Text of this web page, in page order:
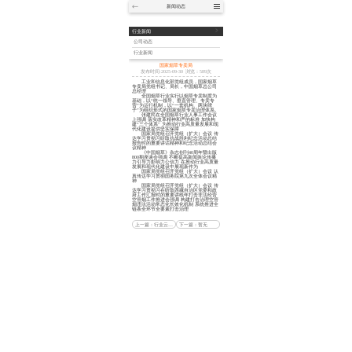
新闻动态
行业新闻
公司动态
行业新闻
国家烟草专卖局
发布时间:2025-09-30
浏览： 589次
工业和信息化部党组成员，国家烟草
专卖局党组书记、局长，中国烟草总公司
总经理
全国烟草行业实行以烟草专卖制度为
基础，以“统一领导、垂直管理、专卖专
营”为运行机制，以“一套机构、两块牌
子”为组织形式的国家烟草专卖治理体系。
张建民在全国烟草行业人事工作会议
上强调 落实改革精神和严的标准 加快构
建“三个体系” 为推动行业高质量发展和现
代化建设提供坚实保障
国家局党组召开党组（扩大）会议 传
达学习贯彻习听取抗战胜利纪念活动总结
报告时的重要讲话精神和纪念活动总结会
议精神
《中国烟草》杂志创刊40周年暨出版
800期座谈会强调 不断提高新闻舆论传播
力引导力影响力公信力 在推动行业高质量
发展和现代化建设中展现新作为
国家局党组召开党组（扩大）会议 认
真传达学习贯彻国务院第九次全体会议精
神
国家局党组召开党组（扩大）会议 传
达学习贯彻习在听取西藏自治区党委和政
府工作汇报时的重要讲线年打击非法经营
空管烟工作推进会强调 构建打击治理空管
烟违法活动常态化长效化机制 系统推进全
链条全环节全要素打击治理
上一篇：行业云新闻-雷锋网 下一篇：暂无